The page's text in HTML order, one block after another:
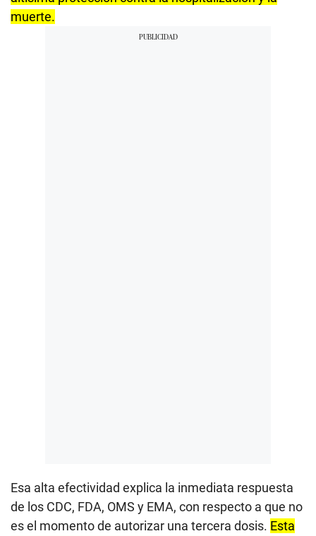
muerte.
Esa alta efectividad explica la inmediata respuesta
de los CDC, FDA, OMS y EMA, con respecto a que no
es el momento de autorizar una tercera dosis. Esta